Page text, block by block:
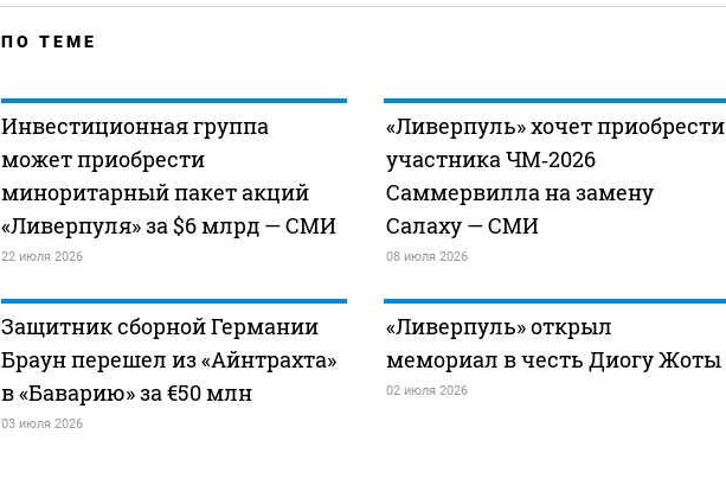
ПО ТЕМЕ
Инвестиционная группа
может приобрести
миноритарный пакет акций
«Ливерпуля» за $6 млрд — СМИ
22 июля 2026
«Ливерпуль» хочет приобрести
участника ЧМ‑2026
Саммервилла на замену
Салаху — СМИ
08 июля 2026
Защитник сборной Германии
Браун перешел из «Айнтрахта»
в «Баварию» за €50 млн
03 июля 2026
«Ливерпуль» открыл
мемориал в честь Диогу Жоты
02 июля 2026